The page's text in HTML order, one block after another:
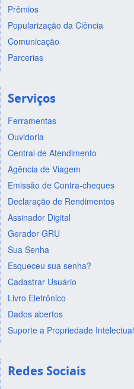
Prêmios
Popularização da Ciência
Comunicação
Parcerias
Serviços
Ferramentas
Ouvidoria
Central de Atendimento
Agência de Viagem
Emissão de Contra-cheques
Declaração de Rendimentos
Assinador Digital
Gerador GRU
Sua Senha
Esqueceu sua senha?
Cadastrar Usuário
Livro Eletrônico
Dados abertos
Suporte a Propriedade Intelectual
Redes Sociais